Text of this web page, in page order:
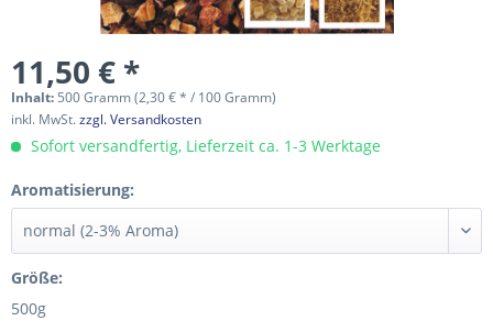
11,50 € *
Inhalt: 500 Gramm (2,30 € * / 100 Gramm)
inkl. MwSt.zzgl. Versandkosten
Sofort versandfertig, Lieferzeit ca. 1-3 Werktage
Aromatisierung:
Größe:
500g